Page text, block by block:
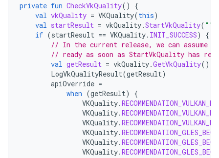
private fun CheckVkQuality()
{
val vkQuality = VKQuality(this)
val startResult = vkQuality.StartVkQuality( ""
if (startResult == VKQuality. INIT_SUCCESS)
{
// In the current release, we can assume
// ready as soon as StartVkQuality has
val getResult = vkQuality.GetVkQuality()
LogVkQualityResult(getResult)
apiOverride =
when (getResult)
{
VKQuality.
VKQuality.
VKQuality.
VKQuality.
VKQuality.
VKQuality.